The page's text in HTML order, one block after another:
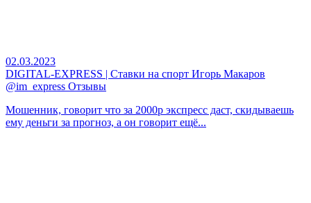
02.03.2023
DIGITAL-EXPRESS | Ставки на спорт Игорь Макаров
@im_express Отзывы
Мошенник, говорит что за 2000р экспресс даст, скидываешь
ему деньги за прогноз, а он говорит ещё...